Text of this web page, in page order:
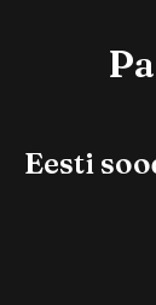
Eesti